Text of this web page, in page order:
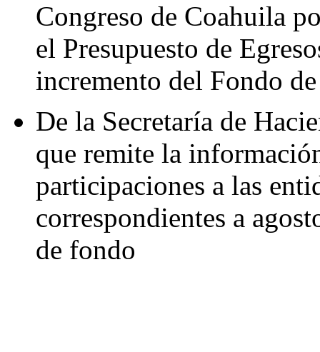
Congreso de Coahuila
el Presupuesto de
incremento del Fondo
De la Secretaría de
que remite la
participaciones a las
correspondientes a
de fondo